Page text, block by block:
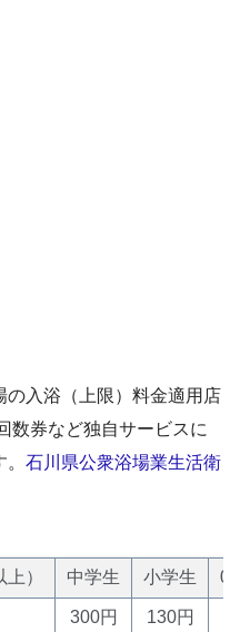
入浴（上限）料金適用店
数券など独自サービスに
石川県公衆浴場業生活衛
） 中学生 小学生 0
300円 130円